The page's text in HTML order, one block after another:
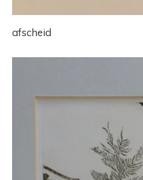
afscheid